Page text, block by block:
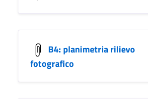
B4: planimetria rilievo
fotografico